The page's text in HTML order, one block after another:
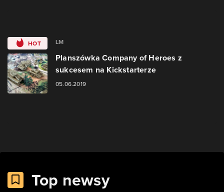
HOT LM
Planszówka Company of Heroes z
sukcesem na Kickstarterze
05.06.2019
Top newsy